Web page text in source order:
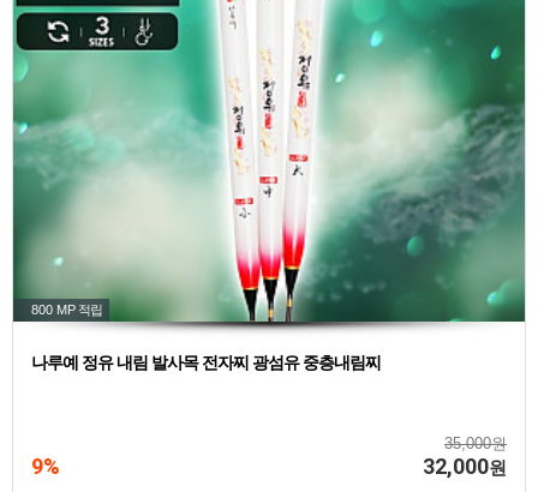
800 MP 적립
나루예 정유 내림 발사목 전자찌 광섬유 중층내림찌
35,000원
9% 32,000원